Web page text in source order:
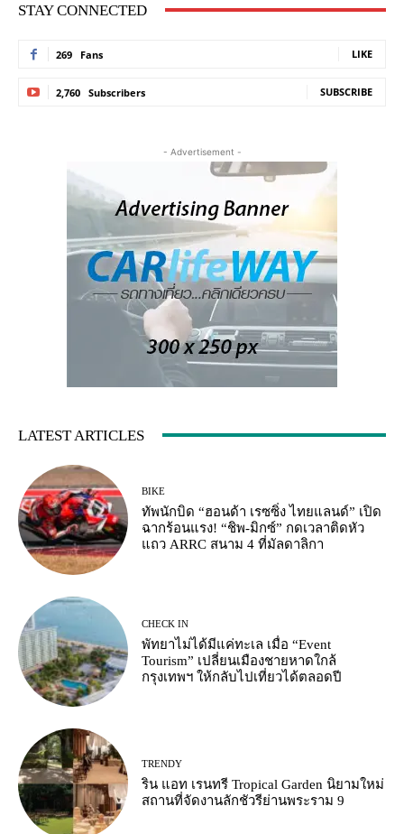
STAY CONNECTED
269 Fans LIKE
2,760 Subscribers SUBSCRIBE
- Advertisement -
LATEST ARTICLES
BIKE
ทัพนักบิด “ฮอนด้า เรซซิ่ง ไทยแลนด์” เปิด
ฉากร้อนแรง! “ชิพ-มิกซ์” กดเวลาติดหัว
แถว ARRC สนาม 4 ที่มัลดาลิกา
CHECK IN
พัทยาไม่ได้มีแค่ทะเล เมื่อ “Event
Tourism” เปลี่ยนเมืองชายหาดใกล้
กรุงเทพฯ ให้กลับไปเที่ยวได้ตลอดปี
TRENDY
ริน แอท เรนทรี Tropical Garden นิยามใหม่
สถานที่จัดงานลักชัวรีย่านพระราม 9